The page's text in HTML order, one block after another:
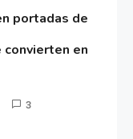
portadas de
en
3